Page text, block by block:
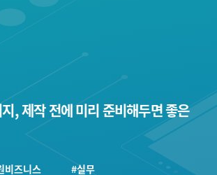
, 제작 전에 미리 준비해두면 좋은
비즈니스 #실무